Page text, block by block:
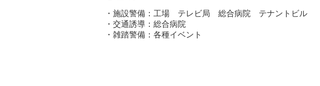
施設警備：工場 テレビ局 総合病院 テナントビル
交通誘導：総合病院
雑踏警備：各種イベント